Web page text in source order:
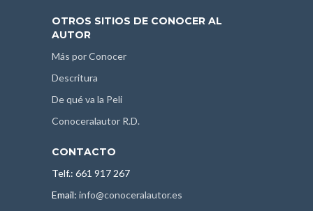
OTROS SITIOS DE CONOCER AL
AUTOR
Más por Conocer
Descritura
De qué va la Peli
Conoceralautor R.D.
CONTACTO
Telf.: 661 917 267
Email: info@conoceralautor.es